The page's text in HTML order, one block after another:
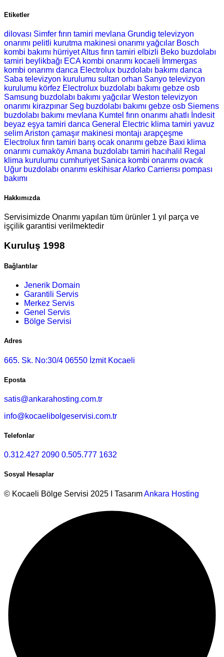
Etiketler
dilovası Simfer fırın tamiri mevlana Grundig televizyon
onarımı pelitli kurutma makinesi onarımı yağcılar Bosch
kombi bakımı hürriyet Altus fırın tamiri elbizli Beko buzdolabı
tamiri beylikbağı ECA kombi onarımı kocaeli İmmergas
kombi onarımı darıca Electrolux buzdolabı bakımı darıca
Saba televizyon kurulumu sultan orhan Sanyo televizyon
kurulumu körfez Electrolux buzdolabı bakımı gebze osb
Samsung buzdolabı bakımı yağcılar Weston televizyon
onarımı kirazpınar Seg buzdolabı bakımı gebze osb Siemens
buzdolabı bakımı mevlana Kumtel fırın onarımı ahatlı İndesit
beyaz eşya tamiri darıca General Electric klima tamiri yavuz
selim Ariston çamaşır makinesi montajı arapçeşme
Electrolux fırın tamiri barış ocak onarımı gebze Baxi klima
onarımı cumaköy Amana buzdolabı tamiri hacıhalil Regal
klima kurulumu cumhuriyet Sanica kombi onarımı ovacık
Uğur buzdolabı onarımı eskihisar Alarko Carrierısı pompası
bakımı
Hakkımızda
Servisimizde Onarımı yapılan tüm ürünler 1 yıl parça ve
işçilik garantisi verilmektedir
Kuruluş 1998
Bağlantılar
Jenerik Domain
Garantili Servis
Merkez Servis
Genel Servis
Bölge Servisi
Adres
665. Sk. No:30/4 06550 İzmit Kocaeli
Eposta
satis@ankarahosting.com.tr
info@kocaelibolgeservisi.com.tr
Telefonlar
0.312.427 2090 0.505.777 1632
Sosyal Hesaplar
© Kocaeli Bölge Servisi 2025 I TasarımAnkara Hosting